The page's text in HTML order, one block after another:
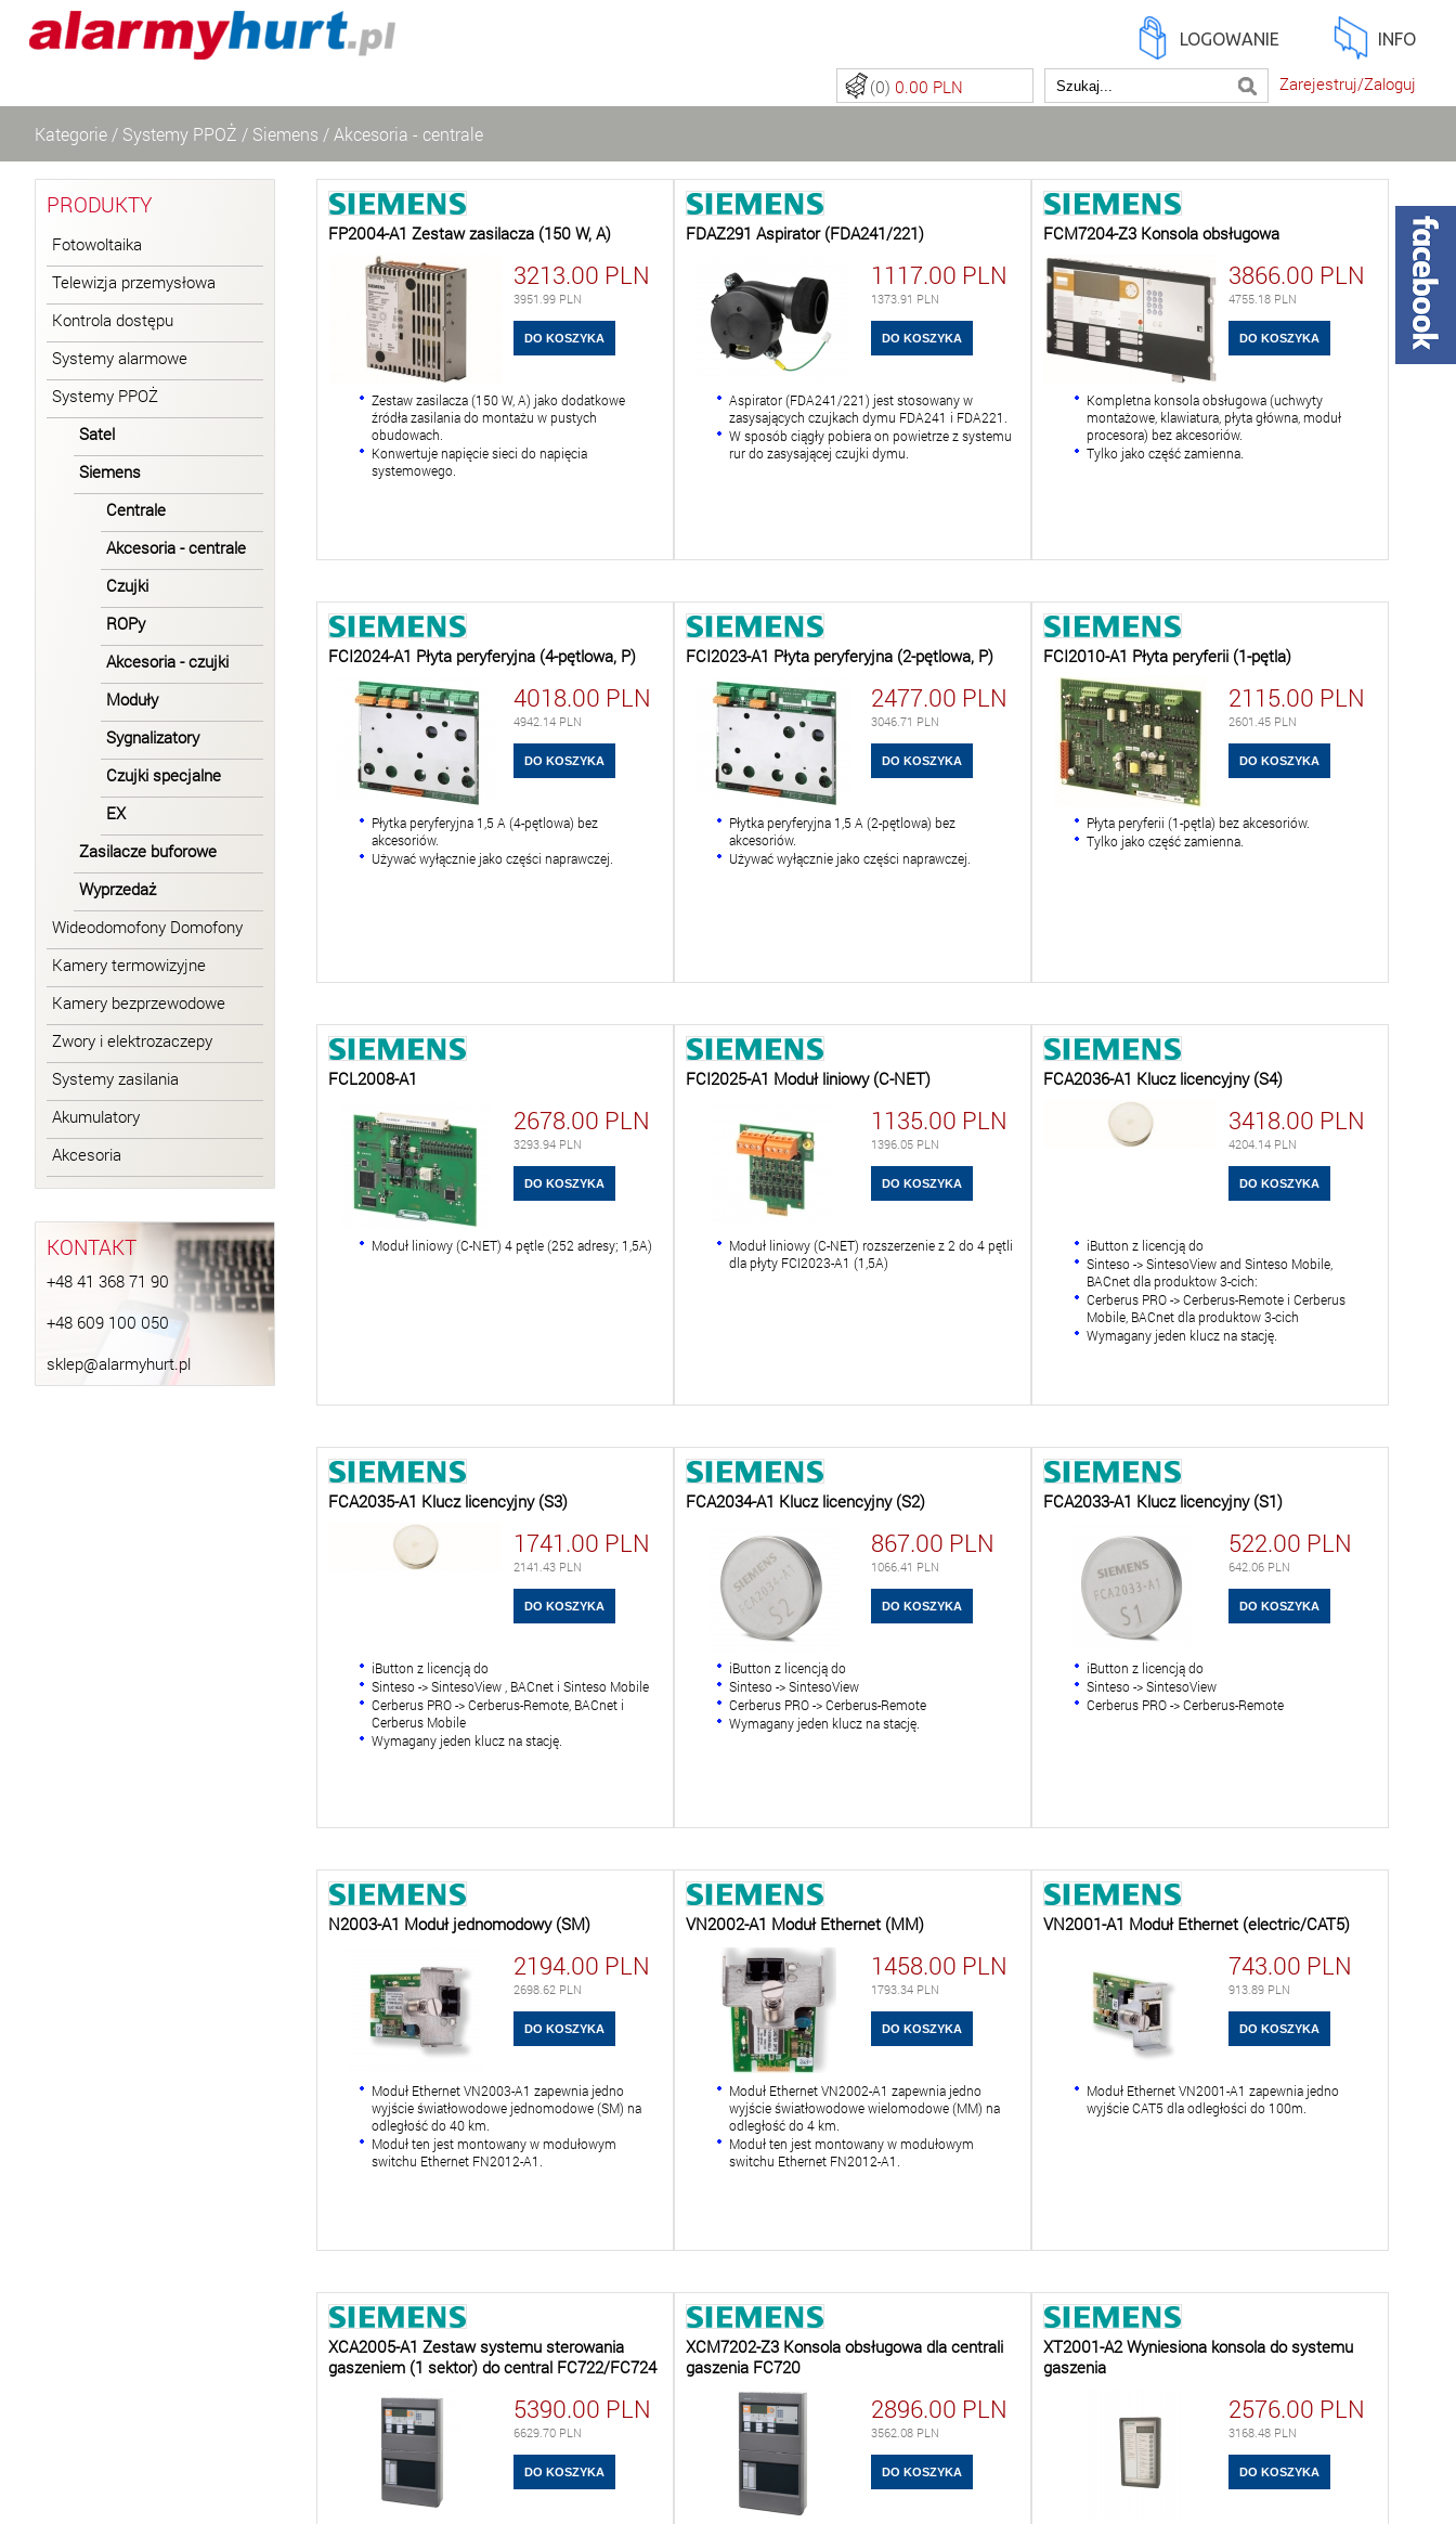
LOGOWANIE INFO
Zarejestruj/Zaloguj
(0) 0.00 PLN
Kategorie / Systemy PPOŻ / Siemens / Akcesoria - centrale
PRODUKTY
Fotowoltaika
Telewizja przemysłowa
Kontrola dostępu
Systemy alarmowe
Systemy PPOŻ
Satel
Siemens
Centrale
Akcesoria - centrale
Czujki
ROPy
Akcesoria - czujki
Moduły
Sygnalizatory
Czujki specjalne
EX
Zasilacze buforowe
Wyprzedaż
Wideodomofony Domofony
Kamery termowizyjne
Kamery bezprzewodowe
Zwory i elektrozaczepy
Systemy zasilania
Akumulatory
Akcesoria
KONTAKT
+48 41 368 71 90
+48 609 100 050
sklep@alarmyhurt.pl
FP2004-A1 Zestaw zasilacza (150 W, A)
3213.00 PLN
3951.99 PLN
Zestaw zasilacza (150 W, A) jako dodatkowe
źródła zasilania do montażu w pustych
obudowach.
Konwertuje napięcie sieci do napięcia
systemowego.
FDAZ291 Aspirator (FDA241/221)
1117.00 PLN
1373.91 PLN
Aspirator (FDA241/221) jest stosowany w
zasysających czujkach dymu FDA241 i FDA221.
W sposób ciągły pobiera on powietrze z systemu
rur do zasysającej czujki dymu.
FCM7204-Z3 Konsola obsługowa
3866.00 PLN
4755.18 PLN
Kompletna konsola obsługowa (uchwyty
montażowe, klawiatura, płyta główna, moduł
procesora) bez akcesoriów.
Tylko jako część zamienna.
FCI2024-A1 Płyta peryferyjna (4-pętlowa, P)
4018.00 PLN
4942.14 PLN
Płytka peryferyjna 1,5 A (4-pętlowa) bez
akcesoriów.
Używać wyłącznie jako części naprawczej.
FCI2023-A1 Płyta peryferyjna (2-pętlowa, P)
2477.00 PLN
3046.71 PLN
Płytka peryferyjna 1,5 A (2-pętlowa) bez
akcesoriów.
Używać wyłącznie jako części naprawczej.
FCI2010-A1 Płyta peryferii (1-pętla)
2115.00 PLN
2601.45 PLN
Płyta peryferii (1-pętla) bez akcesoriów.
Tylko jako część zamienna.
FCL2008-A1
2678.00 PLN
3293.94 PLN
Moduł liniowy (C-NET) 4 pętle (252 adresy; 1,5A)
FCI2025-A1 Moduł liniowy (C-NET)
1135.00 PLN
1396.05 PLN
Moduł liniowy (C-NET) rozszerzenie z 2 do 4 pętli
dla płyty FCI2023-A1 (1,5A)
FCA2036-A1 Klucz licencyjny (S4)
3418.00 PLN
4204.14 PLN
iButton z licencją do
Sinteso -> SintesoView and Sinteso Mobile,
BACnet dla produktow 3-cich:
Cerberus PRO -> Cerberus-Remote i Cerberus
Mobile, BACnet dla produktow 3-cich
Wymagany jeden klucz na stację.
FCA2035-A1 Klucz licencyjny (S3)
1741.00 PLN
2141.43 PLN
iButton z licencją do
Sinteso -> SintesoView , BACnet i Sinteso Mobile
Cerberus PRO -> Cerberus-Remote, BACnet i
Cerberus Mobile
Wymagany jeden klucz na stację.
FCA2034-A1 Klucz licencyjny (S2)
867.00 PLN
1066.41 PLN
iButton z licencją do
Sinteso -> SintesoView
Cerberus PRO -> Cerberus-Remote
Wymagany jeden klucz na stację.
FCA2033-A1 Klucz licencyjny (S1)
522.00 PLN
642.06 PLN
iButton z licencją do
Sinteso -> SintesoView
Cerberus PRO -> Cerberus-Remote
N2003-A1 Moduł jednomodowy (SM)
2194.00 PLN
2698.62 PLN
Moduł Ethernet VN2003-A1 zapewnia jedno
wyjście światłowodowe jednomodowe (SM) na
odległość do 40 km.
Moduł ten jest montowany w modułowym
switchu Ethernet FN2012-A1.
VN2002-A1 Moduł Ethernet (MM)
1458.00 PLN
1793.34 PLN
Moduł Ethernet VN2002-A1 zapewnia jedno
wyjście światłowodowe wielomodowe (MM) na
odległość do 4 km.
Moduł ten jest montowany w modułowym
switchu Ethernet FN2012-A1.
VN2001-A1 Moduł Ethernet (electric/CAT5)
743.00 PLN
913.89 PLN
Moduł Ethernet VN2001-A1 zapewnia jedno
wyjście CAT5 dla odległości do 100m.
XCA2005-A1 Zestaw systemu sterowania
gaszeniem (1 sektor) do central FC722/FC724
5390.00 PLN
6629.70 PLN
XCM7202-Z3 Konsola obsługowa dla centrali
gaszenia FC720
2896.00 PLN
3562.08 PLN
XT2001-A2 Wyniesiona konsola do systemu
gaszenia
2576.00 PLN
3168.48 PLN